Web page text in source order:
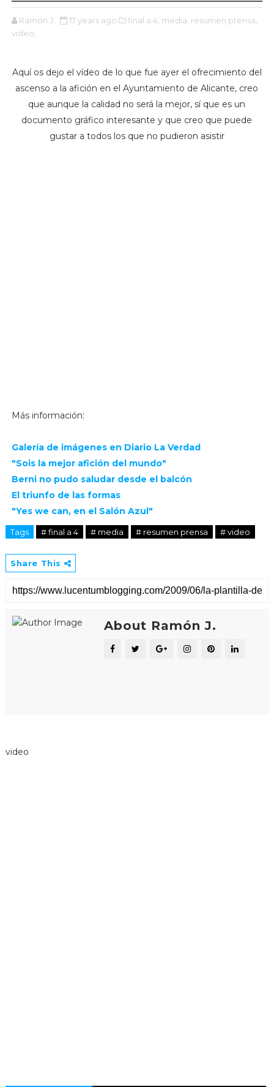
Ramón J. 17 years ago final a 4, media, resumen prensa,
video,
Aquí os dejo el vídeo de lo que fue ayer el ofrecimiento del
ascenso a la afición en el Ayuntamiento de Alicante, creo
que aunque la calidad no será la mejor, sí que es un
documento gráfico interesante y que creo que puede
gustar a todos los que no pudieron asistir
Más información:
Galería de imágenes en Diario La Verdad
"Sois la mejor afición del mundo"
Berni no pudo saludar desde el balcón
El triunfo de las formas
"Yes we can, en el Salón Azul"
Tags # final a 4 # media # resumen prensa # video
Share This
About Ramón J.
video